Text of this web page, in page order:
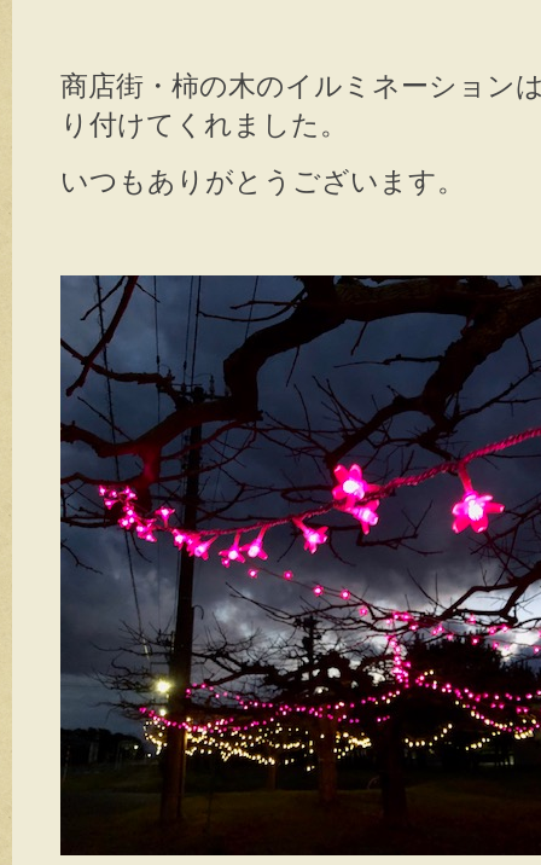
商店街・柿の木のイルミネーション
り付けてくれました。
いつもありがとうございます。